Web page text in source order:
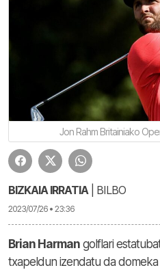
Jon Rahm Britainiako
BIZKAIA IRRATIA| BILBO
2023/07/26 • 23:36
Brian Harman golflari
txapeldun izendatu da